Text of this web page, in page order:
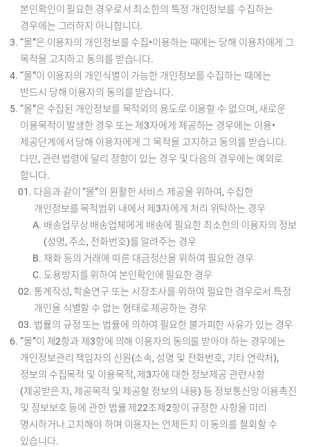
본인확인이 필요한 경우로서 최소한의 특정 개인정보를 수집하는
경우에는 그러하지 아니합니다.
“몰”은 이용자의 개인정보를 수집•이용하는 때에는 당해 이용자에게 그
목적을 고지하고 동의를 받습니다.
“몰”이 이용자의 개인식별이 가능한 개인정보를 수집하는 때에는
반드시 당해 이용자의 동의를 받습니다.
“몰”은 수집된 개인정보를 목적외의 용도로 이용할 수 없으며, 새로운
이용목적이 발생한 경우 또는 제3자에게 제공하는 경우에는 이용•
제공단계에서 당해 이용자에게 그 목적을 고지하고 동의를 받습니다.
다만, 관련 법령에 달리 정함이 있는 경우 및 다음의 경우에는 예외로
합니다.
다음과 같이 “몰”의 원활한 서비스 제공을 위하여, 수집한
개인정보를 목적범위 내에서 제3자에게 처리 위탁하는 경우
배송업무상 배송업체에게 배송에 필요한 최소한의 이용자의 정보
(성명, 주소, 전화번호)를 알려주는 경우
재화 등의 거래에 따른 대금정산을 위하여 필요한 경우
도용방지를 위하여 본인확인에 필요한 경우
통계작성, 학술연구 또는 시장조사를 위하여 필요한 경우로서 특정
개인을 식별할 수 없는 형태로 제공하는 경우
법률의 규정 또는 법률에 의하여 필요한 불가피한 사유가 있는 경우
“몰”이 제2항과 제3항에 의해 이용자의 동의를 받아야 하는 경우에는
개인정보관리 책임자의 신원(소속, 성명 및 전화번호, 기타 연락처),
정보의 수집목적 및 이용목적, 제3자에 대한 정보제공 관련사항
(제공받은 자, 제공목적 및 제공할 정보의 내용) 등 정보통신망 이용촉진
및 정보보호 등에 관한 법률 제22조제2항이 규정한 사항을 미리
명시하거나 고지해야 하며 이용자는 언제든지 이 동의를 철회할 수
있습니다.